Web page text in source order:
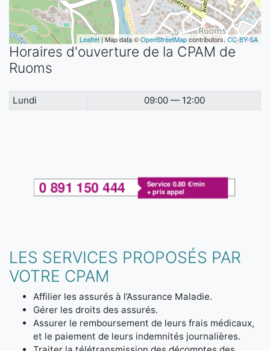
Leaflet | Map data ©OpenStreetMapcontributors,CC-BY-SA
Horaires d'ouverture de la CPAM de
Ruoms
Lundi 09:00 — 12:00
LES SERVICES PROPOSÉS PAR
VOTRE CPAM
Affilier les assurés à l’Assurance Maladie.
Gérer les droits des assurés.
Assurer le remboursement de leurs frais médicaux,
et le paiement de leurs indemnités journalières.